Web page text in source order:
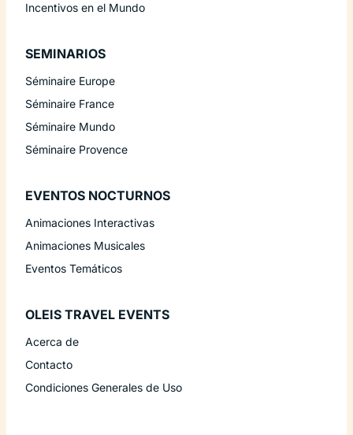
Incentivos en el Mundo
SEMINARIOS
Séminaire Europe
Séminaire France
Séminaire Mundo
Séminaire Provence
EVENTOS NOCTURNOS
Animaciones Interactivas
Animaciones Musicales
Eventos Temáticos
OLEIS TRAVEL EVENTS
Acerca de
Contacto
Condiciones Generales de Uso